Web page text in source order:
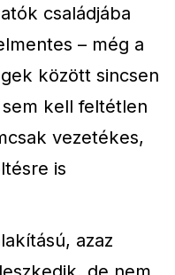
családjába
– még a
között sincsen
kell feltétlen
vezetékes,
is
azaz